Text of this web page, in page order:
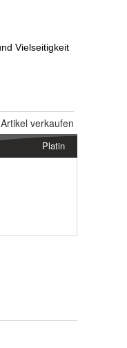
Artikel verkaufen
Platin